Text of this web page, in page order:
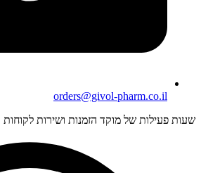
orders@givol-pharm.co.il
פעילות של מוקד הזמנות ושירות לקוחות